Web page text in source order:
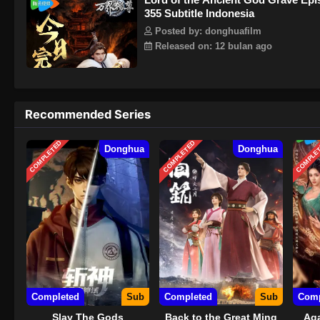
diperoleh dengan baik, dia membunuh
Qin, dan selalu disukai oleh para
rumah keluarga Lin dengan marah
355 Subtitle Indonesia
Posted by: donghuafilm
Released on: 12 bulan ago
Recommended Series
COMPLETED Donghua
Completed Sub
Slay The Gods
COMPLETED Donghua
Completed Sub
Back to the Great Ming